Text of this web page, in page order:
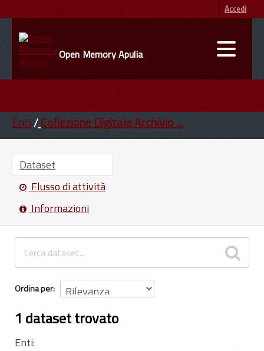
Accedi
Open Memory Apulia
ENTI
INFORMAZIONI
Enti Collezione Digitale Archivio ...
Dataset
Flusso di attività
Informazioni
Ordina per
1 dataset trovato
Enti: